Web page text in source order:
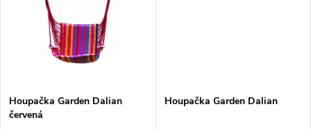
Houpačka Garden Dalian
červená
Houpačka Garden Dalian